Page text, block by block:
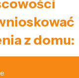
z domu: